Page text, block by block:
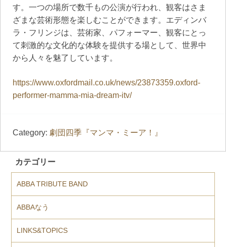
す。一つの場所で数千もの公演が行われ、観客はさま
ざまな芸術形態を楽しむことができます。エディンバ
ラ・フリンジは、芸術家、パフォーマー、観客にとっ
て刺激的な文化的な体験を提供する場として、世界中
から人々を魅了しています。
https://www.oxfordmail.co.uk/news/23873359.oxford-
performer-mamma-mia-dream-itv/
Category: 劇団四季『マンマ・ミーア！』
カテゴリー
ABBA TRIBUTE BAND
ABBAなう
LINKS&TOPICS